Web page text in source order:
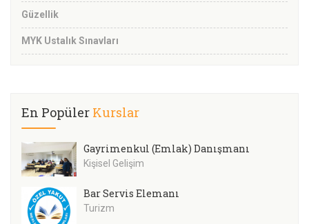
Güzellik
MYK Ustalık Sınavları
En Popüler Kurslar
Gayrimenkul (Emlak) Danışmanı
Kişisel Gelişim
Bar Servis Elemanı
Turizm